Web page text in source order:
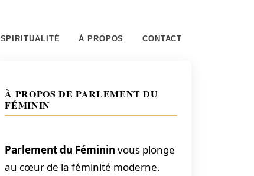
SPIRITUALITÉ À PROPOS CONTACT
À PROPOS DE PARLEMENT DU
FÉMININ
Parlement du Féminin vous plonge
au cœur de la féminité moderne.